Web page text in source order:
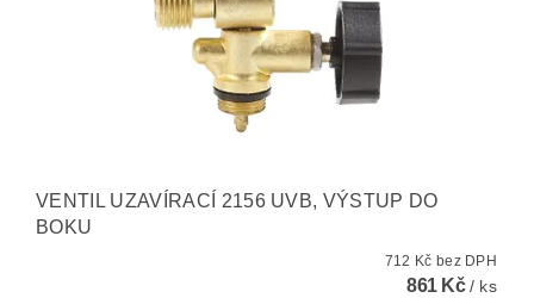
VENTIL UZAVÍRACÍ 2156 UVB, VÝSTUP DO
BOKU
712 Kč bez DPH
861 Kč/ ks